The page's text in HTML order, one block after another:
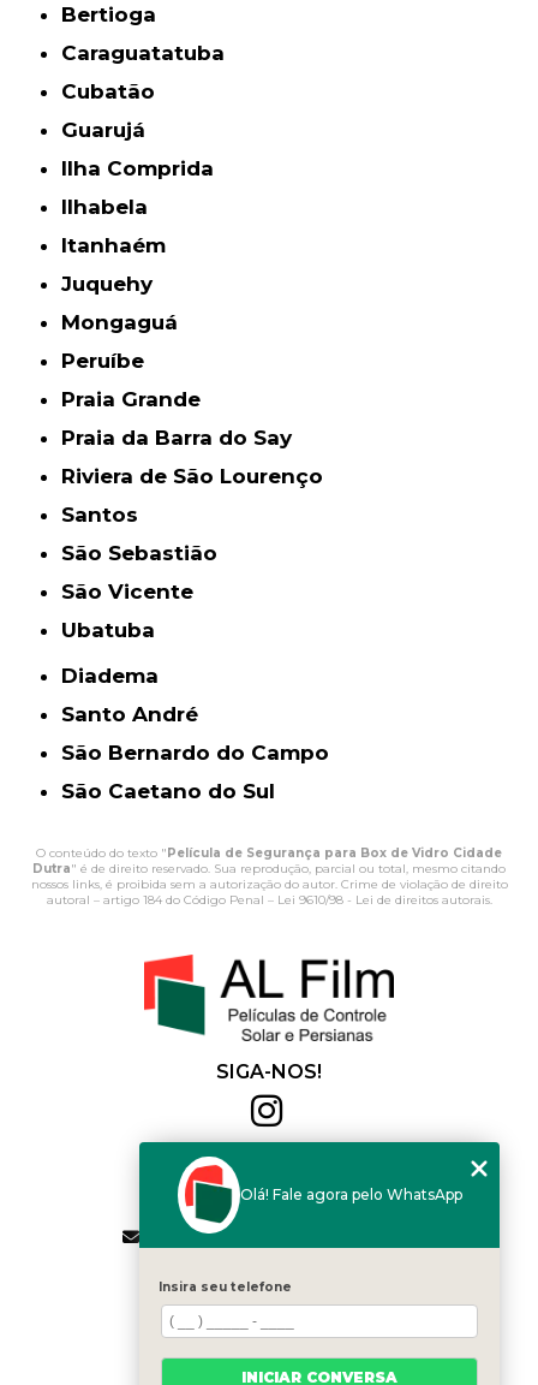
Bertioga
Caraguatatuba
Cubatão
Guarujá
Ilha Comprida
Ilhabela
Itanhaém
Juquehy
Mongaguá
Peruíbe
Praia Grande
Praia da Barra do Say
Riviera de São Lourenço
Santos
São Sebastião
São Vicente
Ubatuba
Diadema
Santo André
São Bernardo do Campo
São Caetano do Sul
O conteúdo do texto "Película de Segurança para Box de Vidro Cidade
Dutra" é de direito reservado. Sua reprodução, parcial ou total, mesmo citando
nossos links, é proibida sem a autorização do autor. Crime de violação de direito
autoral – artigo 184 do Código Penal – Lei 9610/98 - Lei de direitos autorais.
SIGA-NOS!
(11) 2564-4684
(11) 94168-2041
contato.vendas@alfilm.com.br
MENU
HOME
QUEM SOMOS
SERVIÇOS
Olá! Fale agora pelo WhatsApp
Insira seu telefone
INICIAR CONVERSA